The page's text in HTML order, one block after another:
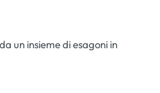
un insieme di esagoni in